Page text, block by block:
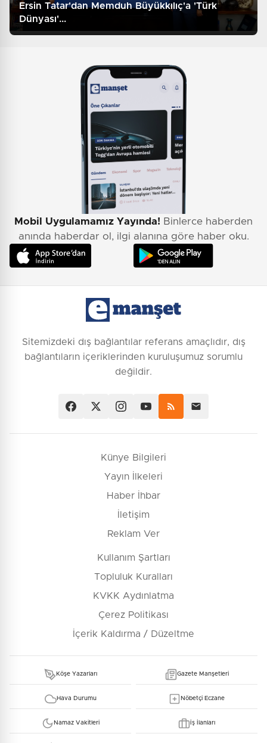
Ersin Tatar'dan Memduh Büyükkılıç'a 'Türk
Dünyası'...
Mobil Uygulamamız Yayında! Binlerce haberden
anında haberdar ol, ilgi alanına göre haber oku.
Sitemizdeki dış bağlantılar referans amaçlıdır, dış
bağlantıların içeriklerinden kuruluşumuz sorumlu
değildir.
Künye Bilgileri
Yayın İlkeleri
Haber İhbar
İletişim
Reklam Ver
Kullanım Şartları
Topluluk Kuralları
KVKK Aydınlatma
Çerez Politikası
İçerik Kaldırma / Düzeltme
Köşe Yazarları Gazete Manşetleri
Hava Durumu Nöbetçi Eczane
Namaz Vakitleri İş İlanları